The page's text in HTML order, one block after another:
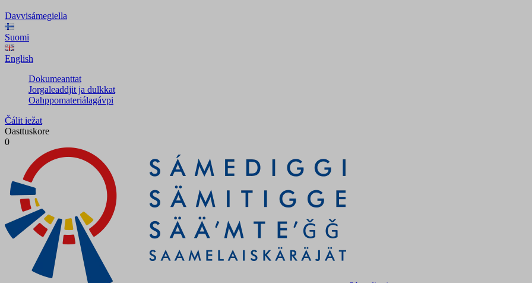
Davvisámegiella
Suomi
English
Dokumeanttat
Jorgaleaddjit ja dulkkat
Oahppomateriálagávpi
Čálit iežat
Oasttuskore
0